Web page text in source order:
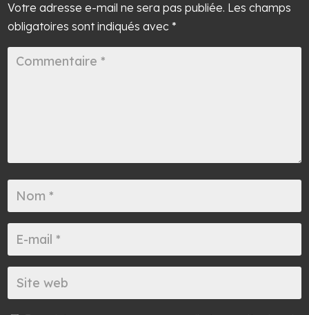
Votre adresse e-mail ne sera pas publiée. Les champs
obligatoires sont indiqués avec *